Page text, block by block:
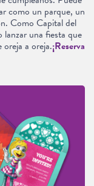
como un parque, un
Como Capital del
una fiesta que
a oreja.¡Reserva